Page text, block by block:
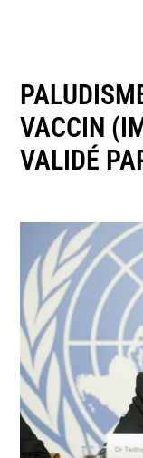
VACCIN
VALIDÉ